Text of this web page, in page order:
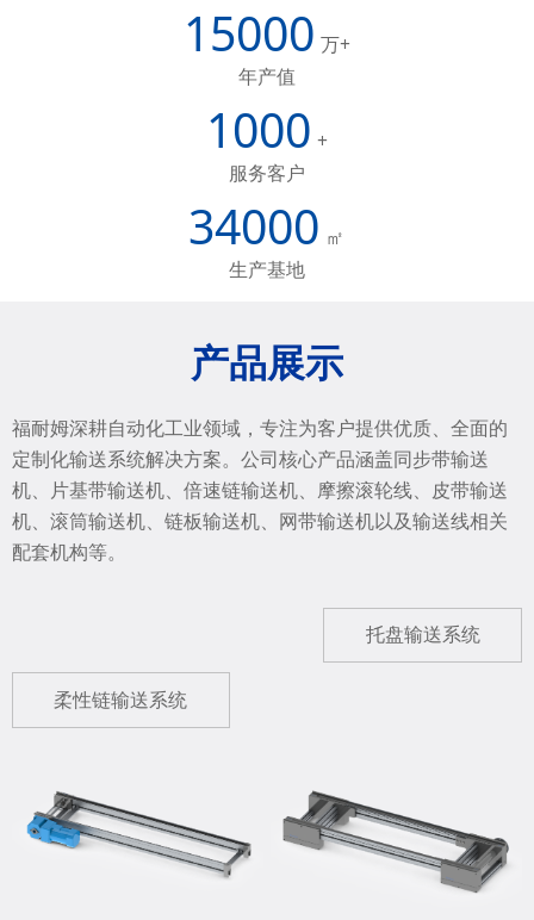
15000 万+
年产值
1000 +
服务客户
34000 ㎡
生产基地
产品展示
福耐姆深耕自动化工业领域，专注为客户提供优质、全面的
定制化输送系统解决方案。 公司核心产品涵盖同步带输送
机、片基带输送机、倍速链输送机、摩擦滚轮线、皮带输送
机、滚筒输送机、链板输送机、网带输送机以及输送线相关
配套机构等。
托盘输送系统
柔性链输送系统